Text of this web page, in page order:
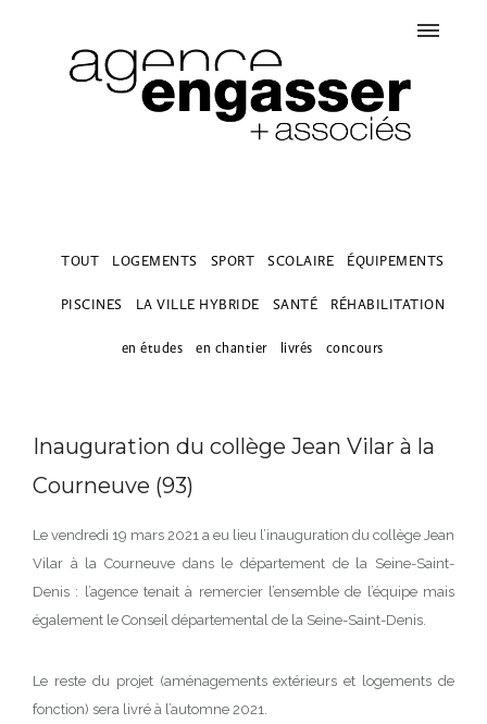
TOUT LOGEMENTS SPORT SCOLAIRE ÉQUIPEMENTS
PISCINES LA VILLE HYBRIDE SANTÉ RÉHABILITATION
en études en chantier livrés concours
Inauguration du collège Jean Vilar à la
Courneuve (93)
Le vendredi 19 mars 2021 a eu lieu l’inauguration du collège Jean
Vilar à la Courneuve dans le département de la Seine-Saint-
Denis : l’agence tenait à remercier l’ensemble de l’équipe mais
également le Conseil départemental de la Seine-Saint-Denis.
Le reste du projet (aménagements extérieurs et logements de
fonction) sera livré à l’automne 2021.